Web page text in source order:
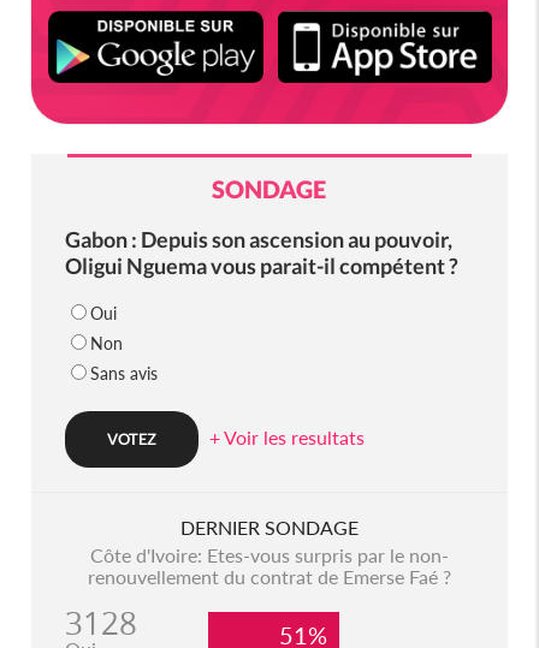
SONDAGE
Gabon : Depuis son ascension au pouvoir,
Oligui Nguema vous parait-il compétent ?
Oui
Non
Sans avis
+ Voir les resultats
DERNIER SONDAGE
Côte d'Ivoire: Etes-vous surpris par le non-
renouvellement du contrat de Emerse Faé ?
3128 51%